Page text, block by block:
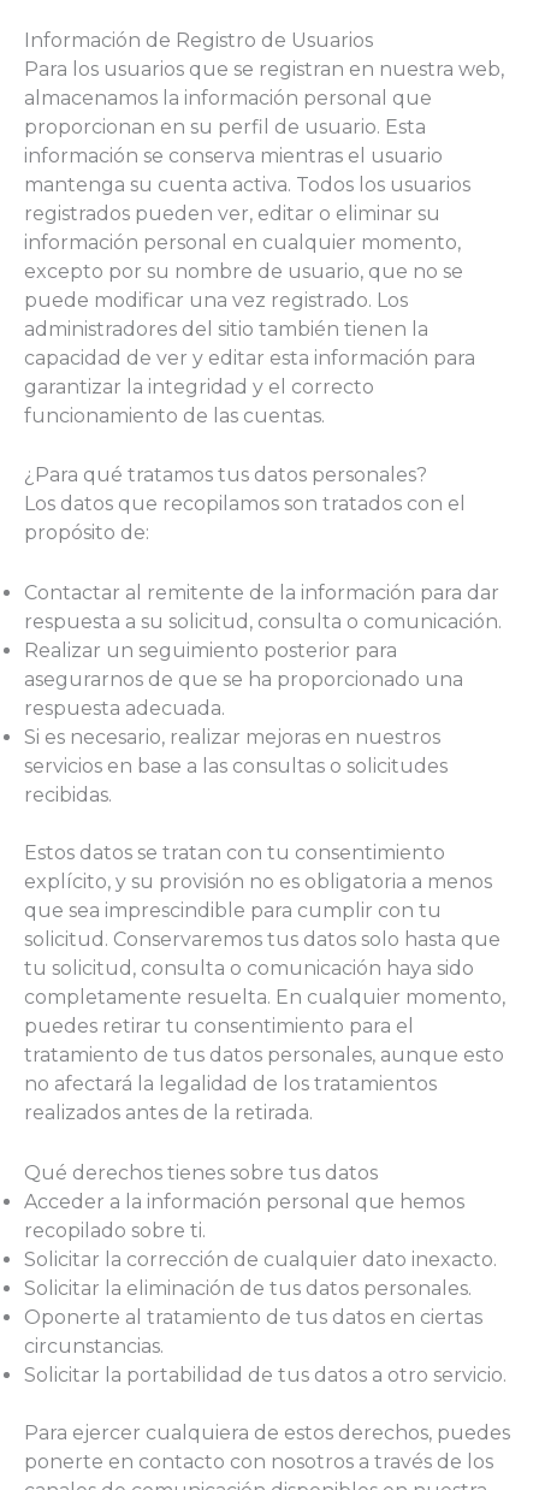
Información de Registro de Usuarios
Para los usuarios que se registran en nuestra web,
almacenamos la información personal que
proporcionan en su perfil de usuario. Esta
información se conserva mientras el usuario
mantenga su cuenta activa. Todos los usuarios
registrados pueden ver, editar o eliminar su
información personal en cualquier momento,
excepto por su nombre de usuario, que no se
puede modificar una vez registrado. Los
administradores del sitio también tienen la
capacidad de ver y editar esta información para
garantizar la integridad y el correcto
funcionamiento de las cuentas.
¿Para qué tratamos tus datos personales?
Los datos que recopilamos son tratados con el
propósito de:
Contactar al remitente de la información para dar
respuesta a su solicitud, consulta o comunicación.
Realizar un seguimiento posterior para
asegurarnos de que se ha proporcionado una
respuesta adecuada.
Si es necesario, realizar mejoras en nuestros
servicios en base a las consultas o solicitudes
recibidas.
Estos datos se tratan con tu consentimiento
explícito, y su provisión no es obligatoria a menos
que sea imprescindible para cumplir con tu
solicitud. Conservaremos tus datos solo hasta que
tu solicitud, consulta o comunicación haya sido
completamente resuelta. En cualquier momento,
puedes retirar tu consentimiento para el
tratamiento de tus datos personales, aunque esto
no afectará la legalidad de los tratamientos
realizados antes de la retirada.
Qué derechos tienes sobre tus datos
Acceder a la información personal que hemos
recopilado sobre ti.
Solicitar la corrección de cualquier dato inexacto.
Solicitar la eliminación de tus datos personales.
Oponerte al tratamiento de tus datos en ciertas
circunstancias.
Solicitar la portabilidad de tus datos a otro servicio.
Para ejercer cualquiera de estos derechos, puedes
ponerte en contacto con nosotros a través de los